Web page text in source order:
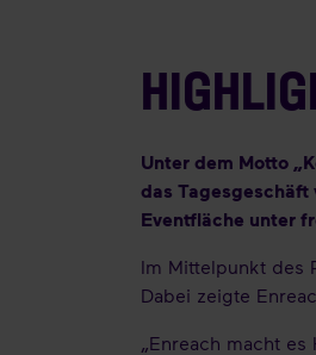
Unter dem Motto
das Tagesgeschäft
Eventfläche unter
Im Mittelpunkt des
Dabei zeigte
„Enreach macht